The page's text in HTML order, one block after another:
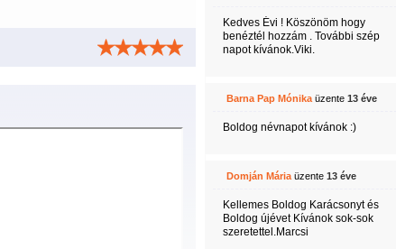
Kedves Évi ! Köszönöm hogy
benéztél hozzám . További szép
napot kívánok.Viki.
Barna Pap Mónikaüzente 13 éve
Boldog névnapot kívánok :)
Domján Máriaüzente 13 éve
Kellemes Boldog Karácsonyt és
Boldog újévet Kívánok sok-sok
szeretettel.Marcsi